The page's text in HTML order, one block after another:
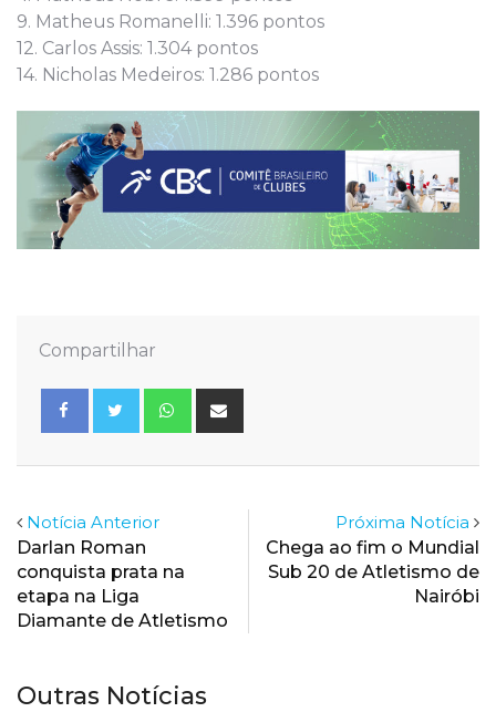
9. Matheus Romanelli: 1.396 pontos
12. Carlos Assis: 1.304 pontos
14. Nicholas Medeiros: 1.286 pontos
Compartilhar
Whatsapp
Notícia Anterior
Darlan Roman
conquista prata na
etapa na Liga
Diamante de Atletismo
Próxima Notícia
Chega ao fim o Mundial
Sub 20 de Atletismo de
Nairóbi
Outras Notícias